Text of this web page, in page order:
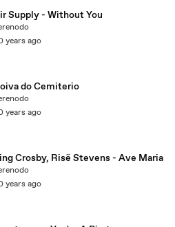
Supply - Without You
years ago
do Cemiterio
years ago
Bing Crosby, Risë Stevens - Ave Maria
years ago